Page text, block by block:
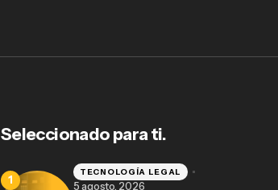
Seleccionado para ti.
TECNOLOGÍA LEGAL
5 agosto, 2026